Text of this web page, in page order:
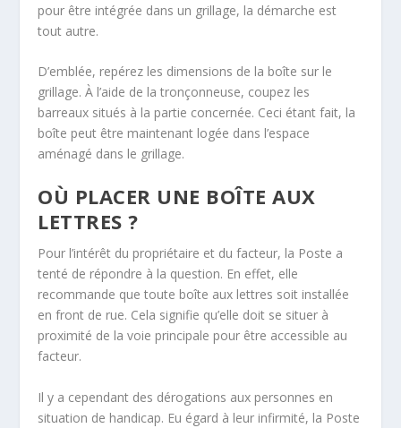
pour être intégrée dans un grillage, la démarche est
tout autre.
D’emblée, repérez les dimensions de la boîte sur le
grillage. À l’aide de la tronçonneuse, coupez les
barreaux situés à la partie concernée. Ceci étant fait, la
boîte peut être maintenant logée dans l’espace
aménagé dans le grillage.
OÙ PLACER UNE BOÎTE AUX
LETTRES ?
Pour l’intérêt du propriétaire et du facteur, la Poste a
tenté de répondre à la question. En effet, elle
recommande que toute boîte aux lettres soit installée
en front de rue. Cela signifie qu’elle doit se situer à
proximité de la voie principale pour être accessible au
facteur.
Il y a cependant des dérogations aux personnes en
situation de handicap. Eu égard à leur infirmité, la Poste